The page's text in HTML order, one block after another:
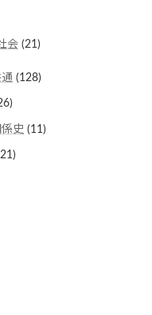
会 (21)
(128)
史 (11)